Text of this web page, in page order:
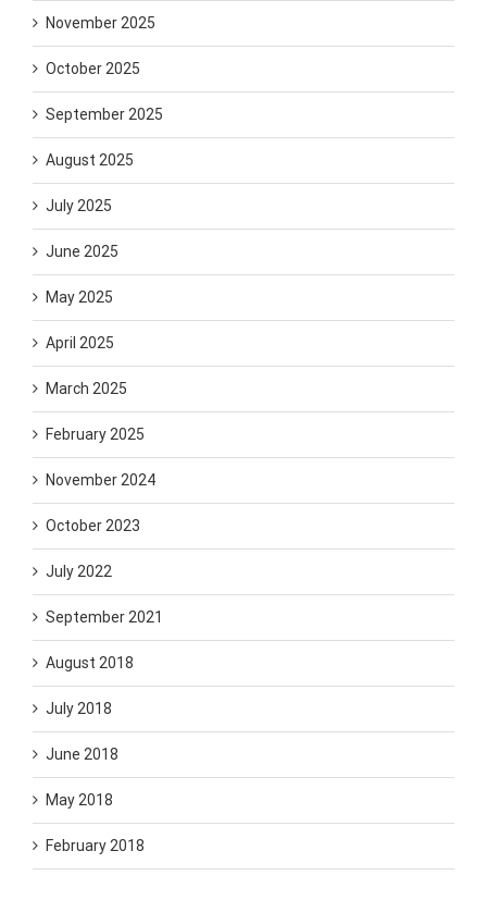
November 2025
October 2025
September 2025
August 2025
July 2025
June 2025
May 2025
April 2025
March 2025
February 2025
November 2024
October 2023
July 2022
September 2021
August 2018
July 2018
June 2018
May 2018
February 2018